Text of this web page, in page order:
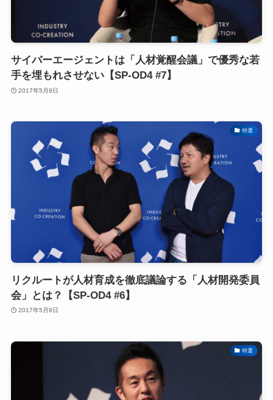
サイバーエージェントは「人材覚醒会議」で優秀な若
手を埋もれさせない【SP-OD4 #7】
2017年5月9日
特選
リクルートが人材育成を徹底議論する「人材開発委員
会」とは？【SP-OD4 #6】
2017年5月8日
特選